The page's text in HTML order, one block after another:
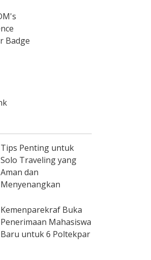
Tips Penting untuk
Solo Traveling yang
Aman dan
Menyenangkan
Kemenparekraf Buka
Penerimaan Mahasiswa
Baru untuk 6 Poltekpar